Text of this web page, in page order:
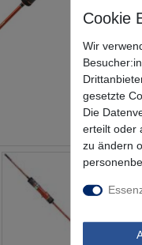
Wir
gesetzte
Die
erteilt oder
zu ändern